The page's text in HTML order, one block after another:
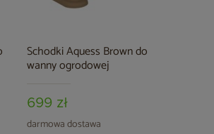
Schodki Aquess Brown do
wanny ogrodowej
699 zł
darmowa dostawa